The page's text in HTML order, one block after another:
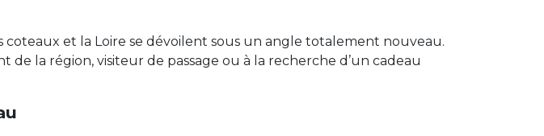
coteaux et la Loire se dévoilent sous un angle totalement nouveau.
de la région, visiteur de passage ou à la recherche d’un cadeau